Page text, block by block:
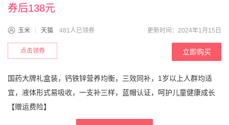
券后138元
玉米 天猫 481人已领券 更新时间：2024年1月15日
点击领券 立即购买
国药大牌礼盒装，钙铁锌营养均衡，三效同补，1岁以上人群均适
宜，液体形式易吸收，一支补三样，蓝帽认证，呵护儿童健康成长
【赠运费险】